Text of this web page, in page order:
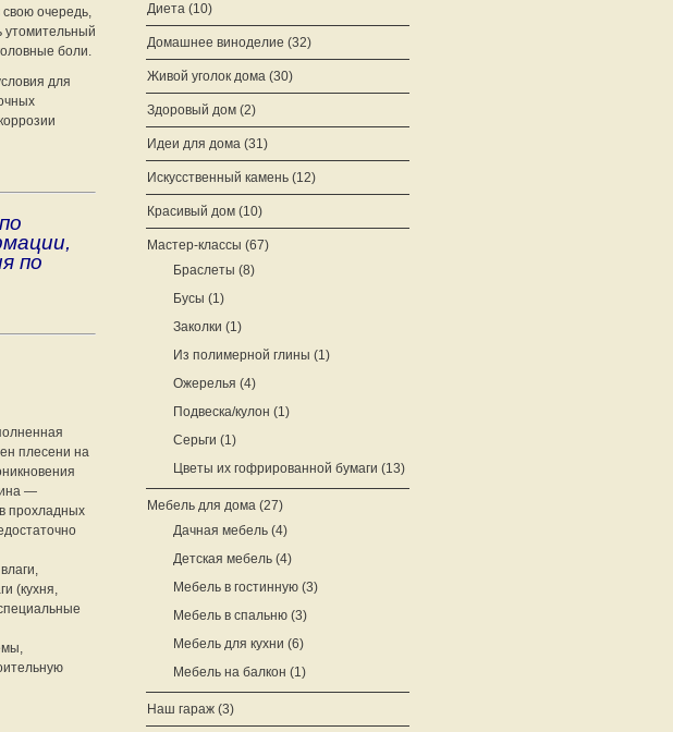
свою очередь,
утомительный
боли.
для
по
плесени на
—
прохладных
(кухня,
Диета (10)
Домашнее виноделие (32)
Живой уголок дома (30)
Здоровый дом (2)
Идеи для дома (31)
Искусственный камень (12)
Красивый дом (10)
Мастер-классы (67)
Браслеты (8)
Бусы (1)
Заколки (1)
Из полимерной глины (1)
Ожерелья (4)
Подвеска/кулон (1)
Серьги (1)
Цветы их гофрированной бумаги (13)
Мебель для дома (27)
Дачная мебель (4)
Детская мебель (4)
Мебель в гостинную (3)
Мебель в спальню (3)
Мебель для кухни (6)
Мебель на балкон (1)
Наш гараж (3)